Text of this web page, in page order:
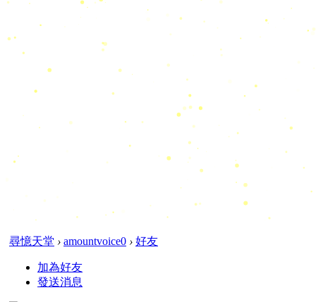
尋憶天堂 › amountvoice0 › 好友
加為好友
發送消息